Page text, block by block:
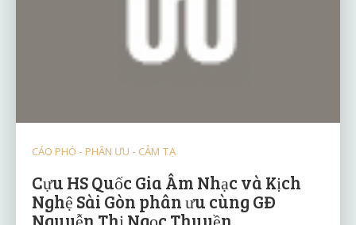
CÁO PHÓ - PHÂN ƯU - CẢM TẠ
Cựu HS Quốc Gia Âm Nhạc và Kịch
Nghệ Sài Gòn phân ưu cùng GĐ